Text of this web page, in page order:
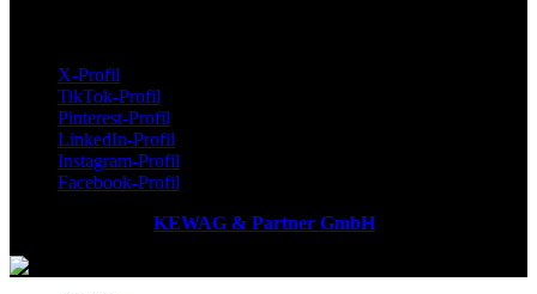
X-Profil
TikTok-Profil
Pinterest-Profil
LinkedIn-Profil
Instagram-Profil
Facebook-Profil
KEWAG & Partner GmbH| Alle Rechte